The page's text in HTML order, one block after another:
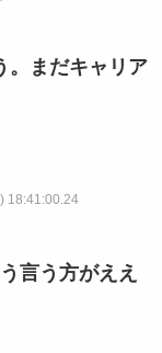
。まだキャリア
18:41:00.24
言う方がええ